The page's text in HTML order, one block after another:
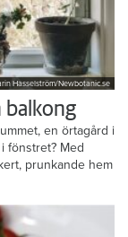
Hasselström/Newbotanic.se
balkong
en örtagård i
fönstret? Med
prunkande hem